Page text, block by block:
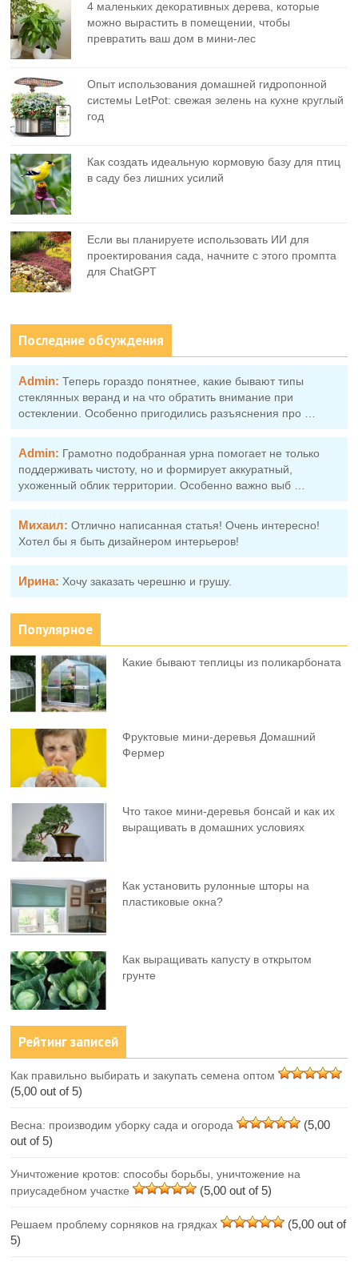
4 маленьких декоративных дерева, которые
можно вырастить в помещении, чтобы
превратить ваш дом в мини-лес
Опыт использования домашней гидропонной
системы LetPot: свежая зелень на кухне круглый
год
Как создать идеальную кормовую базу для птиц
в саду без лишних усилий
Если вы планируете использовать ИИ для
проектирования сада, начните с этого промпта
для ChatGPT
Последние обсуждения
Admin: Теперь гораздо понятнее, какие бывают типы
стеклянных веранд и на что обратить внимание при
остеклении. Особенно пригодились разъяснения про …
Admin: Грамотно подобранная урна помогает не только
поддерживать чистоту, но и формирует аккуратный,
ухоженный облик территории. Особенно важно выб …
Михаил: Отлично написанная статья! Очень интересно!
Хотел бы я быть дизайнером интерьеров!
Ирина: Хочу заказать черешню и грушу.
Популярное
Какие бывают теплицы из поликарбоната
Фруктовыe мини-деревья Домашний
Фермер
Что такое мини-деревья бонсай и как их
выращивать в домашних условиях
Как установить рулонные шторы на
пластиковые окна?
Как выращивать капусту в открытом
грунте
Рейтинг записей
Как правильно выбирать и закупать семена оптом
(5,00 out of 5)
Весна: производим уборку сада и огорода
(5,00
out of 5)
Уничтожение кротов: способы борьбы, уничтожение на
приусадебном участке
(5,00 out of 5)
Решаем проблему сорняков на грядках
(5,00 out of
5)